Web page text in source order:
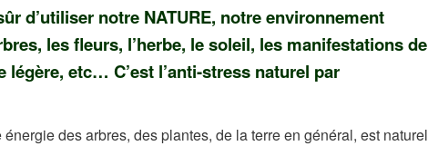
d’utiliser notre NATURE, notre environnement
les fleurs, l’herbe, le soleil, les manifestations de
légère, etc… C’est l’anti-stress naturel par
des arbres, des plantes, de la terre en général, est naturel